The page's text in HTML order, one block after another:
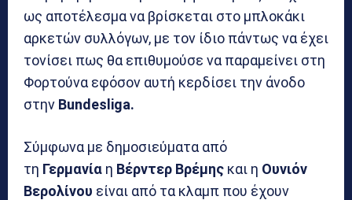
ως αποτέλεσμα να βρίσκεται στο μπλοκάκι
αρκετών συλλόγων, με τον ίδιο πάντως να έχει
τονίσει πως θα επιθυμούσε να παραμείνει στη
Φορτούνα εφόσον αυτή κερδίσει την άνοδο
στην Bundesliga.
Σύμφωνα με δημοσιεύματα από
τη Γερμανία η Βέρντερ Βρέμης και η Ουνιόν
Βερολίνου είναι από τα κλαμπ που έχουν